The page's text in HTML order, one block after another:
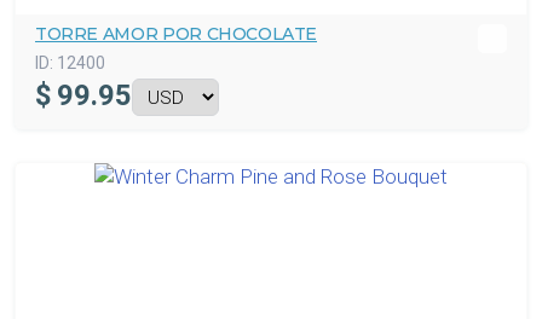
TORRE AMOR POR CHOCOLATE
ID: 12400
$ 99.95